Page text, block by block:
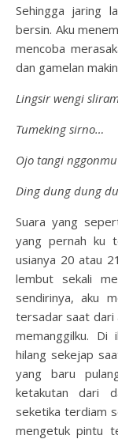
Sehingga jaring
bersin. Aku
mencoba
dan gamelan
Lingsir wengi
Tumeking sirno…
Ojo tangi
Ding dung dung
Suara yang
yang pernah ku
usianya 20 atau
lembut sekali
sendirinya, aku
tersadar saat dari
memanggilku. Di
hilang sekejap
yang baru
ketakutan dari
seketika terdiam
mengetuk pintu